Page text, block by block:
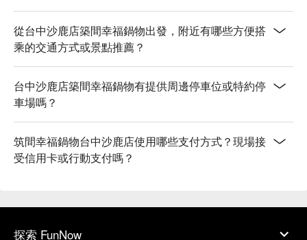
從台中沙鹿店築間幸福鍋物出發，附近有哪些方便搭
乘的交通方式或景點推薦？
台中沙鹿店築間幸福鍋物有提供周邊停車位或特約停
車場嗎？
筑間幸福鍋物台中沙鹿店使用哪些支付方式？現場接
受信用卡或行動支付嗎？
探索 FunNow